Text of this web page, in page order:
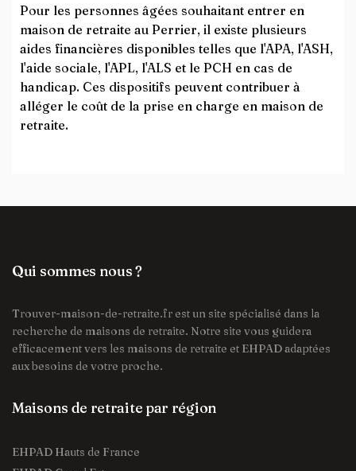
Pour les personnes âgées souhaitant entrer en
maison de retraite au Perrier, il existe plusieurs
aides financières disponibles telles que l'APA, l'ASH,
l'aide sociale, l'APL, l'ALS et le PCH en cas de
handicap. Ces dispositifs peuvent contribuer à
alléger le coût de la prise en charge en maison de
retraite.
Qui sommes nous ?
Trouver-maison-de-retraite.fr est un site spécialisé dans la
recherche de maisons de retraite. Notre site vous guidera
efficacement vers les maisons de retraite et EHPAD adaptées
aux besoins de votre proche.
Maisons de retraite par région
EHPAD Hauts de France